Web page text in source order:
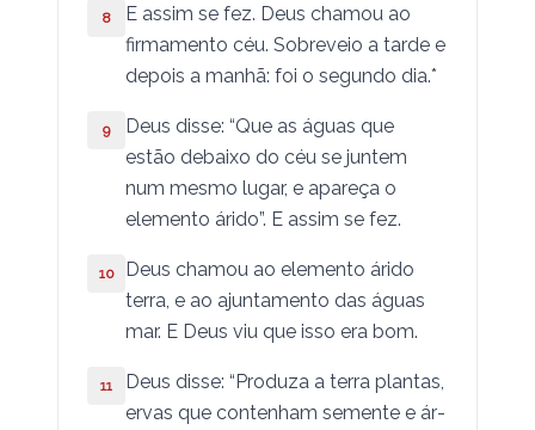
Oséias
Joel
Amós
Abdias
Miquéias
Naum
Habacuc
8
E assim se fez. Deus chamou ao
firmamento céu. Sobreveio a tarde e
depois a manhã: foi o segundo dia.*
9
Deus disse: “Que as águas que
estão debaixo do céu se juntem
num mesmo lugar, e apareça o
elemento árido”. E assim se fez.
10
Deus chamou ao elemento árido
terra, e ao ajuntamento das águas
mar. E Deus viu que isso era bom.
11
Deus disse: “Produza a terra plan­­tas,
ervas que contenham semente e á­r­